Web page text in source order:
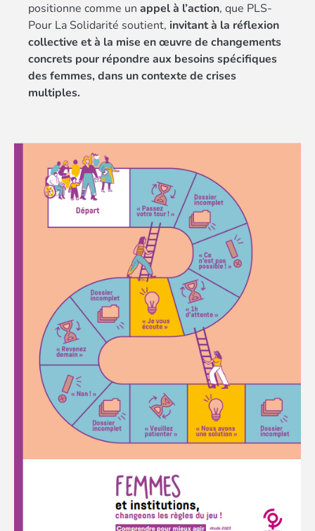
positionne comme un appel à l’action, que PLS-
Pour La Solidarité soutient, invitant à la réflexion
collective et à la mise en œuvre de changements
concrets pour répondre aux besoins spécifiques
des femmes, dans un contexte de crises
multiples.